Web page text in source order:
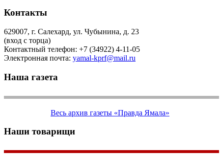
Контакты
629007, г. Салехард, ул. Чубынина, д. 23
(вход с торца)
Контактный телефон: +7 (34922) 4-11-05
Электронная почта: yamal-kprf@mail.ru
Наша газета
Весь архив газеты «Правда Ямала»
Наши товарищи